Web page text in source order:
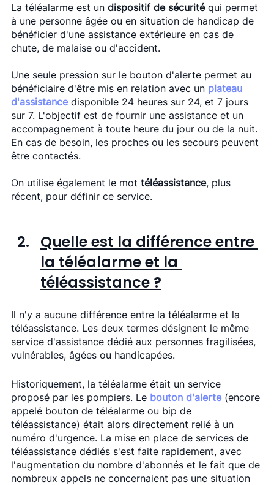
La téléalarme est un dispositif de sécurité qui permet
à une personne âgée ou en situation de handicap de
bénéficier d'une assistance extérieure en cas de
chute, de malaise ou d'accident.
Une seule pression sur le bouton d'alerte permet au
bénéficiaire d'être mis en relation avec un plateau
d'assistance disponible 24 heures sur 24, et 7 jours
sur 7. L'objectif est de fournir une assistance et un
accompagnement à toute heure du jour ou de la nuit.
En cas de besoin, les proches ou les secours peuvent
être contactés.
On utilise également le mot téléassistance, plus
récent, pour définir ce service.
Quelle est la différence entre
la téléalarme et la
téléassistance ?
Il n'y a aucune différence entre la téléalarme et la
téléassistance. Les deux termes désignent le même
service d'assistance dédié aux personnes fragilisées,
vulnérables, âgées ou handicapées.
Historiquement, la téléalarme était un service
proposé par les pompiers. Le bouton d'alerte (encore
appelé bouton de téléalarme ou bip de
téléassistance) était alors directement relié à un
numéro d'urgence. La mise en place de services de
téléassistance dédiés s'est faite rapidement, avec
l'augmentation du nombre d'abonnés et le fait que de
nombreux appels ne concernaient pas une situation